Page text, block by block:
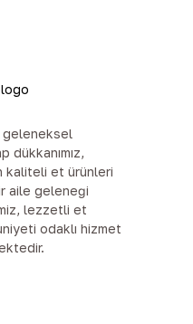
geleneksel
dükkanımız,
kaliteli et ürünleri
aile geleneği
lezzetli et
odaklı hizmet